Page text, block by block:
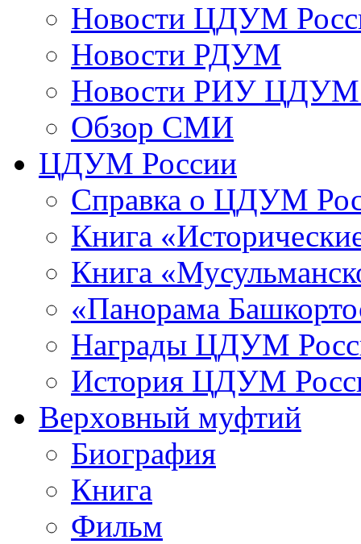
Новости ЦДУМ
Новости РДУМ
Новости РИУ ЦДУМ
Обзор СМИ
ЦДУМ России
Справка о ЦДУМ
Книга
Книга
«Панорама
Награды ЦДУМ
История ЦДУМ
Верховный муфтий
Биография
Книга
Фильм